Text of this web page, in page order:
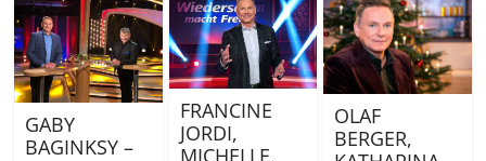
GABY
BAGINKSY –
FRANCINE
JORDI,
OLAF
BERGER,